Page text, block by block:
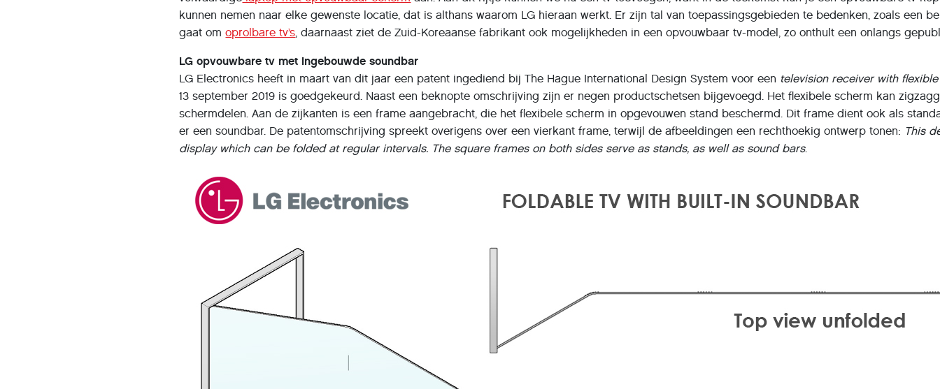
kunnen nemen naar elke gewenste locatie, dat is althans waarom LG hieraan werkt. Er zijn tal van toepassingsgebieden te bedenken, zoals een
gaat omoprolbare tv’s, daarnaast ziet de Zuid-Koreaanse fabrikant ook mogelijkheden in een opvouwbaar tv-model, zo onthult een onlangs
LG opvouwbare tv met ingebouwde soundbar
LG Electronics heeft in maart van dit jaar een patent ingediend bij The Hague International Design System voor een television receiver with
13 september 2019 is goedgekeurd. Naast een beknopte omschrijving zijn er negen productschetsen bijgevoegd. Het flexibele scherm kan
schermdelen. Aan de zijkanten is een frame aangebracht, die het flexibele scherm in opgevouwen stand beschermd. Dit frame dient ook als
er een soundbar. De patentomschrijving spreekt overigens over een vierkant frame, terwijl de afbeeldingen een rechthoekig ontwerp tonen: This
display which can be folded at regular intervals. The square frames on both sides serve as stands, as well as sound bars.